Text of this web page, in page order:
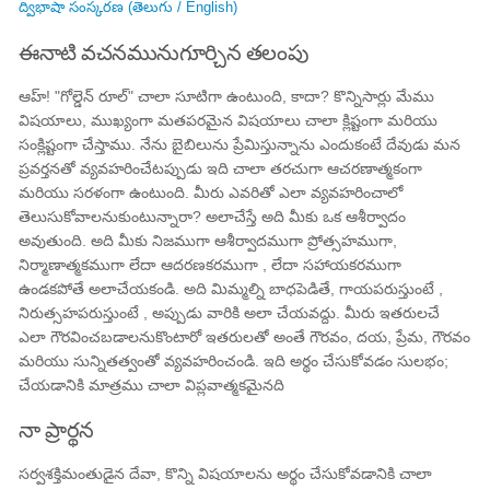
ద్విభాషా సంస్కరణ (తెలుగు / English)
ఈనాటి వచనమునుగూర్చిన తలంపు
ఆహ్! "గోల్డెన్ రూల్" చాలా సూటిగా ఉంటుంది, కాదా? కొన్నిసార్లు మేము
విషయాలు, ముఖ్యంగా మతపరమైన విషయాలు చాలా క్లిష్టంగా మరియు
సంక్లిష్టంగా చేస్తాము. నేను బైబిలును ప్రేమిస్తున్నాను ఎందుకంటే దేవుడు మన
ప్రవర్తనతో వ్యవహరించేటప్పుడు ఇది చాలా తరచుగా ఆచరణాత్మకంగా
మరియు సరళంగా ఉంటుంది. మీరు ఎవరితో ఎలా వ్యవహరించాలో
తెలుసుకోవాలనుకుంటున్నారా? అలాచేస్తే అది మీకు ఒక ఆశీర్వాదం
అవుతుంది. అది మీకు నిజముగా ఆశీర్వాదముగా ప్రోత్సహముగా,
నిర్మాణాత్మకముగా లేదా ఆదరణకరముగా , లేదా సహాయకరముగా
ఉండకపోతే అలాచేయకండి. అది మిమ్మల్ని బాధపెడితే, గాయపరుస్తుంటే ,
నిరుత్సహపరుస్తుంటే , అప్పుడు వారికి అలా చేయవద్దు. మీరు ఇతరులచే
ఎలా గౌరవించబడాలనుకొంటారో ఇతరులతో అంతే గౌరవం, దయ, ప్రేమ, గౌరవం
మరియు సున్నితత్వంతో వ్యవహరించండి. ఇది అర్థం చేసుకోవడం సులభం;
చేయడానికి మాత్రము చాలా విప్లవాత్మకమైనది
నా ప్రార్థన
సర్వశక్తిమంతుడైన దేవా, కొన్ని విషయాలను అర్థం చేసుకోవడానికి చాలా